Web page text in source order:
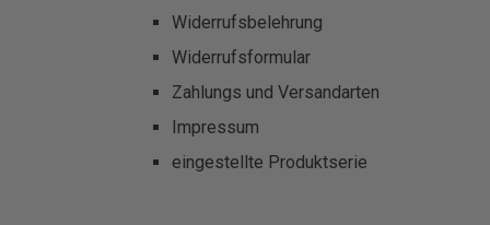
Widerrufsbelehrung
Widerrufsformular
Zahlungs und Versandarten
Impressum
eingestellte Produktserie